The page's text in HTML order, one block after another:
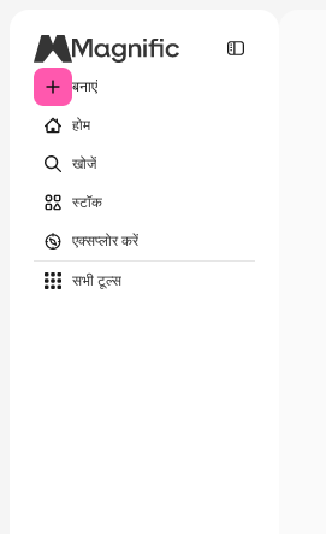
बनाएं
होम
खोजें
स्टॉक
एक्सप्लोर करें
सभी टूल्‍स